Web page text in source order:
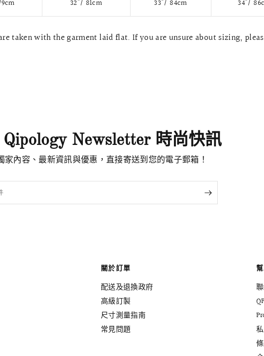
32"/ 81cm 33"/ 84cm 34"/
taken with the garment laid flat. If you are unsure about sizing,
Qipology Newsletter 時尚快訊
家內容、最新資訊與優惠，直接寄送到您的電子郵箱！
關於訂單
配送及退換政府
高級訂製
尺寸測量指南
常見問題